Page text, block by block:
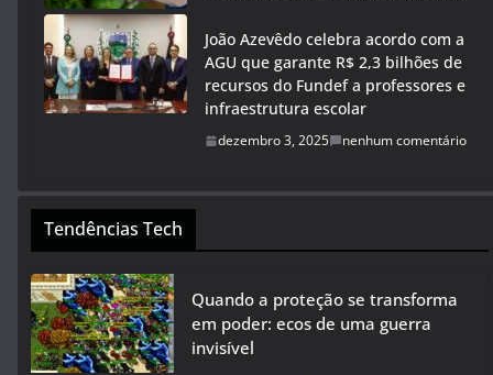
João Azevêdo celebra acordo com a
AGU que garante R$ 2,3 bilhões de
recursos do Fundef a professores e
infraestrutura escolar
dezembro 3, 2025 nenhum comentário
Tendências Tech
Quando a proteção se transforma
em poder: ecos de uma guerra
invisível